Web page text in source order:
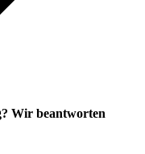
Wir beantworten